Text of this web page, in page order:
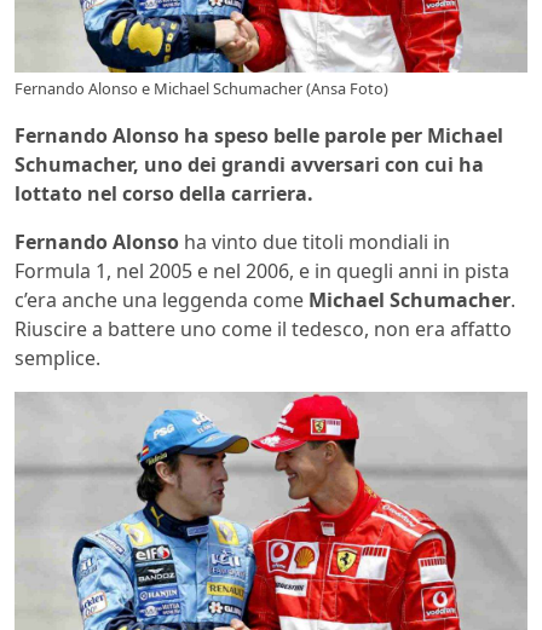
Fernando Alonso e Michael Schumacher (Ansa Foto)
Fernando Alonso ha speso belle parole per Michael
Schumacher, uno dei grandi avversari con cui ha
lottato nel corso della carriera.
Fernando Alonso ha vinto due titoli mondiali in
Formula 1, nel 2005 e nel 2006, e in quegli anni in pista
c’era anche una leggenda come Michael Schumacher.
Riuscire a battere uno come il tedesco, non era affatto
semplice.